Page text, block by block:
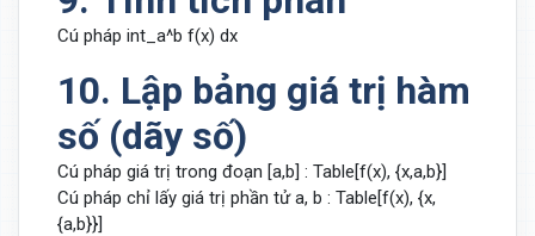
Cú pháp int_a^b f(x) dx
10. Lập bảng giá trị hàm
số (dãy số)
Cú pháp giá trị trong đoạn [a,b] : Table[f(x), {x,a,b}]
Cú pháp chỉ lấy giá trị phần tử a, b : Table[f(x), {x,
{a,b}}]